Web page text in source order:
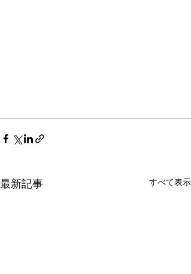
最新記事 すべて表示